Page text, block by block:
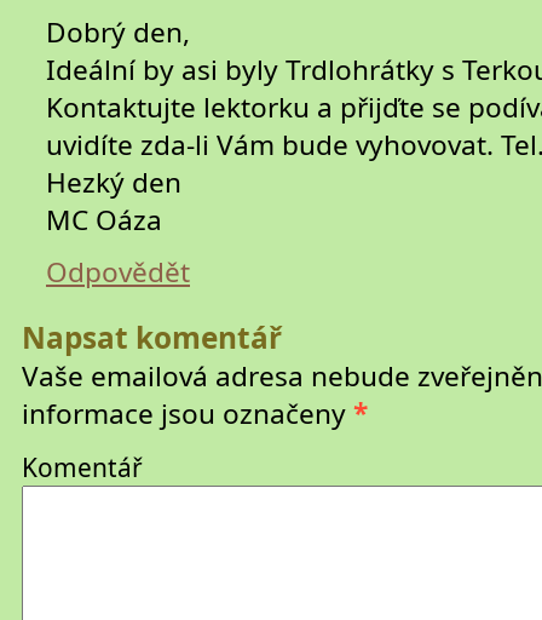
Dobrý den,
Ideální by asi byly Trdlohrátky s
Kontaktujte lektorku a přijďte se
uvidíte zda-li Vám bude vyhovovat.
Hezký den
MC Oáza
Odpovědět
Napsat komentář
Vaše emailová adresa nebude
informace jsou označeny*
Komentář